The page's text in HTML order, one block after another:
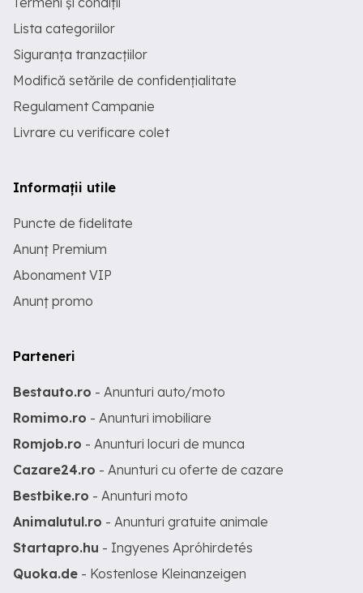
Lista categoriilor
Siguranța tranzacțiilor
Modifică setările de confidențialitate
Regulament Campanie
Livrare cu verificare colet
Informații utile
Puncte de fidelitate
Anunț Premium
Abonament VIP
Anunț promo
Parteneri
Bestauto.ro - Anunturi auto/moto
Romimo.ro - Anunturi imobiliare
Romjob.ro - Anunturi locuri de munca
Cazare24.ro - Anunturi cu oferte de cazare
Bestbike.ro - Anunturi moto
Animalutul.ro - Anunturi gratuite animale
Startapro.hu - Ingyenes Apróhirdetés
Quoka.de - Kostenlose Kleinanzeigen